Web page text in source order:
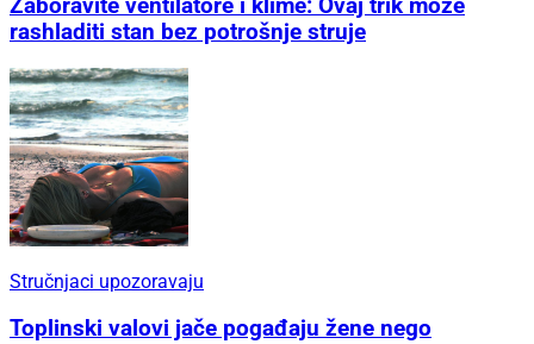
Zaboravite ventilatore i klime: Ovaj trik može
rashladiti stan bez potrošnje struje
Stručnjaci upozoravaju
Toplinski valovi jače pogađaju žene nego